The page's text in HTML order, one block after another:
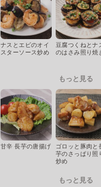
ナスとエビのオイ
スターソース炒め
豆腐つくねとナ
のはさみ照り焼
もっと見る
甘辛 長芋の唐揚げ
ゴロッと豚肉と
芋のさっぱり照
炒め
もっと見る